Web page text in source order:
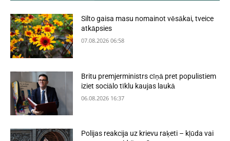
Silto gaisa masu nomainot vēsākai, tveice
atkāpsies
07.08.2026 06:58
Britu premjerministrs cīņā pret populistiem
iziet sociālo tīklu kaujas laukā
06.08.2026 16:37
Polijas reakcija uz krievu raķeti – kļūda vai